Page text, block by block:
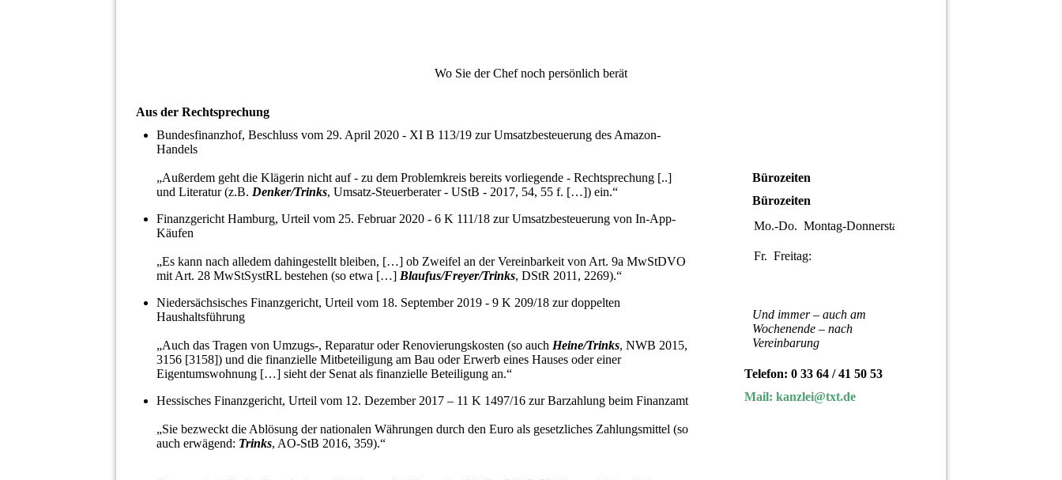
Wo Sie der Chef noch persönlich berät
Aus der Rechtsprechung
Bundesfinanzhof, Beschluss vom 29. April 2020 - XI B 113/19 zur Umsatzbesteuerung des Amazon-
Handels
„Außerdem geht die Klägerin nicht auf - zu dem Problemkreis bereits vorliegende - Rechtsprechung [..]
und Literatur (z.B. Denker/Trinks, Umsatz-Steuerberater - UStB - 2017, 54, 55 f. […]) ein.“
Finanzgericht Hamburg, Urteil vom 25. Februar 2020 - 6 K 111/18 zur Umsatzbesteuerung von In-App-
Käufen
„Es kann nach alledem dahingestellt bleiben, […] ob Zweifel an der Vereinbarkeit von Art. 9a MwStDVO
mit Art. 28 MwStSystRL bestehen (so etwa […] Blaufus/Freyer/Trinks, DStR 2011, 2269).“
Niedersächsisches Finanzgericht, Urteil vom 18. September 2019 - 9 K 209/18 zur doppelten
Haushaltsführung
„Auch das Tragen von Umzugs-, Reparatur oder Renovierungskosten (so auch Heine/Trinks, NWB 2015,
3156 [3158]) und die finanzielle Mitbeteiligung am Bau oder Erwerb eines Hauses oder einer
Eigentumswohnung […] sieht der Senat als finanzielle Beteiligung an.“
Hessisches Finanzgericht, Urteil vom 12. Dezember 2017 – 11 K 1497/16 zur Barzahlung beim Finanzamt
„Sie bezweckt die Ablösung der nationalen Währungen durch den Euro als gesetzliches Zahlungsmittel (so
auch erwägend: Trinks, AO-StB 2016, 359).“
Bürozeiten
Bürozeiten
Mo.-Do. Montag-Donnerstag:
Fr. Freitag:
Und immer – auch am
Wochenende – nach
Vereinbarung
Telefon: 0 33 64 / 41 50 53
Mail: kanzlei@txt.de